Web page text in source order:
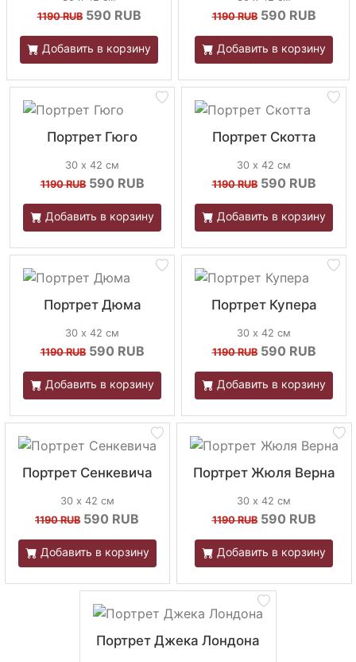
1190 RUB 590 RUB
Добавить в корзину
1190 RUB 590 RUB
Добавить в корзину
Портрет Гюго
30 х 42 см
1190 RUB 590 RUB
Добавить в корзину
Портрет Скотта
30 х 42 см
1190 RUB 590 RUB
Добавить в корзину
Портрет Дюма
30 х 42 см
1190 RUB 590 RUB
Добавить в корзину
Портрет Купера
30 х 42 см
1190 RUB 590 RUB
Добавить в корзину
Портрет Сенкевича
30 х 42 см
1190 RUB 590 RUB
Добавить в корзину
Портрет Жюля Верна
30 х 42 см
1190 RUB 590 RUB
Добавить в корзину
Портрет Джека Лондона